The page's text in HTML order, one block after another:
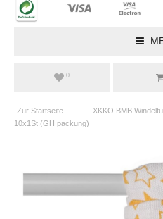
0
Zur Startseite ——
XKKO BMB
10x1St.(GH packung)